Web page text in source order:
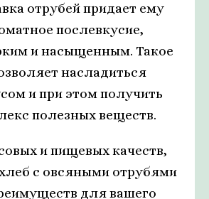
отрубей придает ему
послевкусие,
и насыщенным. Такое
насладиться
и при этом получить
полезных веществ.
и пищевых качеств,
с овсяными отрубями
для вашего